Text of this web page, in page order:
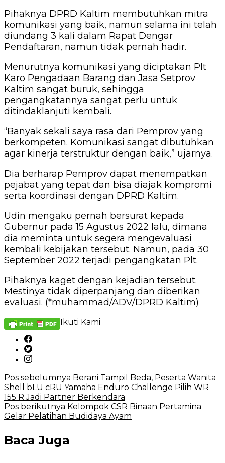
Pihaknya DPRD Kaltim membutuhkan mitra
komunikasi yang baik, namun selama ini telah
diundang 3 kali dalam Rapat Dengar
Pendaftaran, namun tidak pernah hadir.
Menurutnya komunikasi yang diciptakan Plt
Karo Pengadaan Barang dan Jasa Setprov
Kaltim sangat buruk, sehingga
pengangkatannya sangat perlu untuk
ditindaklanjuti kembali.
“Banyak sekali saya rasa dari Pemprov yang
berkompeten. Komunikasi sangat dibutuhkan
agar kinerja terstruktur dengan baik,” ujarnya.
Dia berharap Pemprov dapat menempatkan
pejabat yang tepat dan bisa diajak kompromi
serta koordinasi dengan DPRD Kaltim.
Udin mengaku pernah bersurat kepada
Gubernur pada 15 Agustus 2022 lalu, dimana
dia meminta untuk segera mengevaluasi
kembali kebijakan tersebut. Namun, pada 30
September 2022 terjadi pengangkatan Plt.
Pihaknya kaget dengan kejadian tersebut.
Mestinya tidak diperpanjang dan diberikan
evaluasi. (*muhammad/ADV/DPRD Kaltim)
Ikuti Kami
Pos sebelumnya Berani Tampil Beda, Peserta Wanita
Shell bLU cRU Yamaha Enduro Challenge Pilih WR
155 R Jadi Partner Berkendara
Pos berikutnya Kelompok CSR Binaan Pertamina
Gelar Pelatihan Budidaya Ayam
Baca Juga